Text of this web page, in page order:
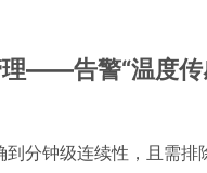
——告警“温度传
到分钟级连续性，且需排